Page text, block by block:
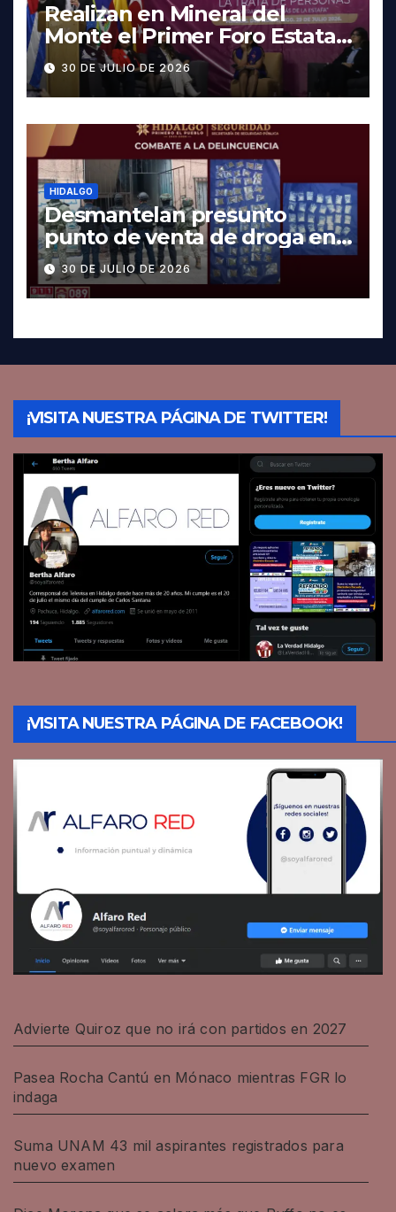
Realizan en Mineral del
Monte el Primer Foro Estatal
contra la Trata de Personas
30 DE JULIO DE 2026
HIDALGO
Desmantelan presunto
punto de venta de droga en
Pachuca; hay dos detenidos
30 DE JULIO DE 2026
¡VISITA NUESTRA PÁGINA DE TWITTER!
¡VISITA NUESTRA PÁGINA DE FACEBOOK!
Advierte Quiroz que no irá con partidos en 2027
Pasea Rocha Cantú en Mónaco mientras FGR lo
indaga
Suma UNAM 43 mil aspirantes registrados para
nuevo examen